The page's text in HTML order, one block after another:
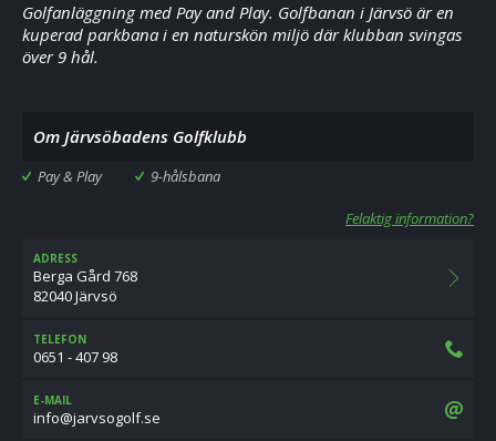
Golfanläggning med Pay and Play. Golfbanan i Järvsö är en
kuperad parkbana i en naturskön miljö där klubban svingas
över 9 hål.
Om Järvsöbadens Golfklubb
Pay & Play 9-hålsbana
Felaktig information?
ADRESS
Berga Gård 768
82040 Järvsö
TELEFON
0651 - 407 98
E-MAIL
es.flogosvraj@ofni